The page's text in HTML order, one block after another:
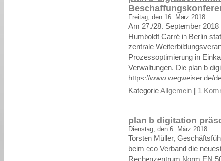
Freitag, den 16. März 2018
Am 27./28. September
Humboldt Carré in Berlin
zentrale
Prozessoptimierung in
Verwaltungen. Die plan b
https://www.wegweiser.de/
KategorieAllgemein | 1
plan b digitation
Dienstag, den 6. März 2018
Torsten Müller,
beim eco Verband die
Rechenzentrum Norm EN